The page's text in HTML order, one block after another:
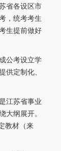
省各设区市
，统考考生
生提前做好
公考设立学
供定制化、
江苏省事业
大纲展开。
教材（来